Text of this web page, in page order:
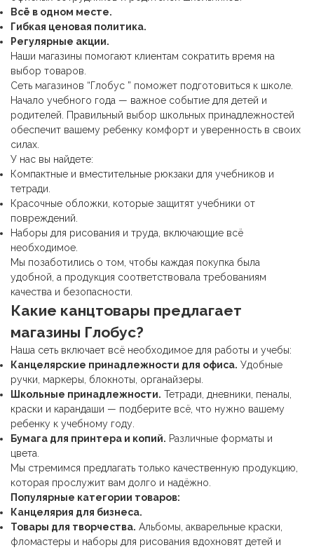
Всё в одном месте.
Гибкая ценовая политика.
Регулярные акции.
Наши магазины помогают клиентам сократить время на
выбор товаров.
Сеть магазинов “Глобус ” поможет подготовиться к школе.
Начало учебного года — важное событие для детей и
родителей. Правильный выбор школьных принадлежностей
обеспечит вашему ребенку комфорт и уверенность в своих
силах.
У нас вы найдете:
Компактные и вместительные рюкзаки для учебников и
тетради.
Красочные обложки, которые защитят учебники от
повреждений.
Наборы для рисования и труда, включающие всё
необходимое.
Мы позаботились о том, чтобы каждая покупка была
удобной, а продукция соответствовала требованиям
качества и безопасности.
Какие канцтовары предлагает
магазины Глобус?
Наша сеть включает всё необходимое для работы и учебы:
Канцелярские принадлежности для офиса. Удобные
ручки, маркеры, блокноты, органайзеры.
Школьные принадлежности. Тетради, дневники, пеналы,
краски и карандаши — подберите всё, что нужно вашему
ребенку к учебному году.
Бумага для принтера и копий. Различные форматы и
цвета.
Мы стремимся предлагать только качественную продукцию,
которая прослужит вам долго и надёжно.
Популярные категории товаров:
Канцелярия для бизнеса.
Товары для творчества. Альбомы, акварельные краски,
фломастеры и наборы для рисования вдохновят детей и